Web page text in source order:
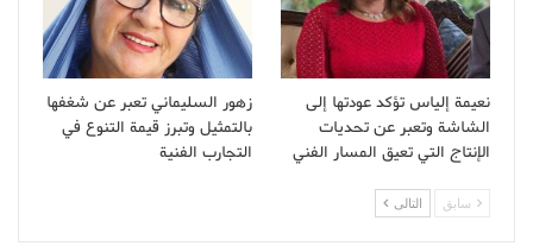
نعيمة إلياس تؤكد عودتها إلى
الشاشة وتعبر عن تحديات
الإنتاج التي تعيق المسار الفني
زهور السليماني تعبر عن شغفها
بالتمثيل وتبرز قيمة التنوع في
التجارب الفنية
سابق التالى